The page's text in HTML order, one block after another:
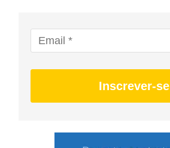
Inscrever-se